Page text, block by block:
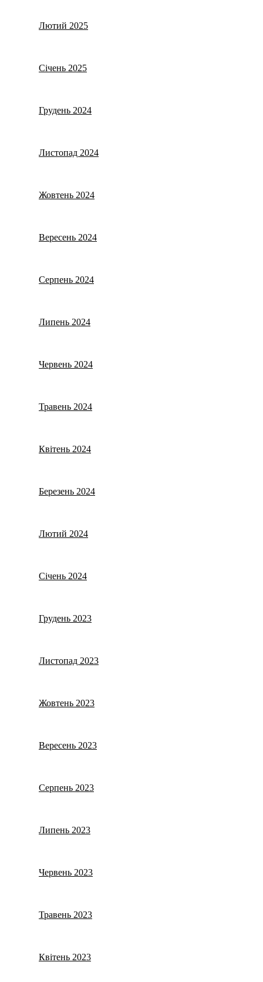
Лютий 2025
Січень 2025
Грудень 2024
Листопад 2024
Жовтень 2024
Вересень 2024
Серпень 2024
Липень 2024
Червень 2024
Травень 2024
Квітень 2024
Березень 2024
Лютий 2024
Січень 2024
Грудень 2023
Листопад 2023
Жовтень 2023
Вересень 2023
Серпень 2023
Липень 2023
Червень 2023
Травень 2023
Квітень 2023